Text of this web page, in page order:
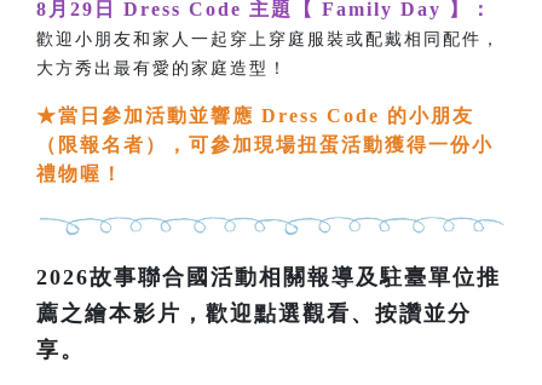
8月29日 Dress Code 主題【 Family Day 】：
歡迎小朋友和家人一起穿上穿庭服裝或配戴相同配件，
大方秀出最有愛的家庭造型！
★當日參加活動並響應 Dress Code 的小朋友
（限報名者），可參加現場扭蛋活動獲得一份小
禮物喔！
2026故事聯合國活動相關報導及駐臺單位推
薦之繪本影片，歡迎點選觀看、按讚並分
享。